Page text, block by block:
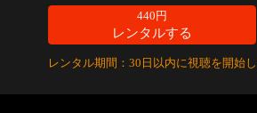
440円
レンタルする
レンタル期間：30日以内に視聴を開始